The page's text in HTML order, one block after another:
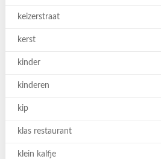
keizerstraat
kerst
kinder
kinderen
kip
klas restaurant
klein kalfje